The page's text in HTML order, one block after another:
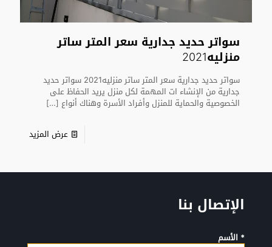
سواتر حديد جدارية سعر المتر ساتر
منزليه2021
سواتر حديد جدارية سعر المتر ساتر منزليه2021 سواتر حديد
جدارية من الإنشاء ات المهمة لكل منزل يريد الحفاظ على
الخصوصية والحماية للمنزل وأفراد الأسرة وهناك أنواع […]
عرض المزيد
الإتصال بنا
* الأسم